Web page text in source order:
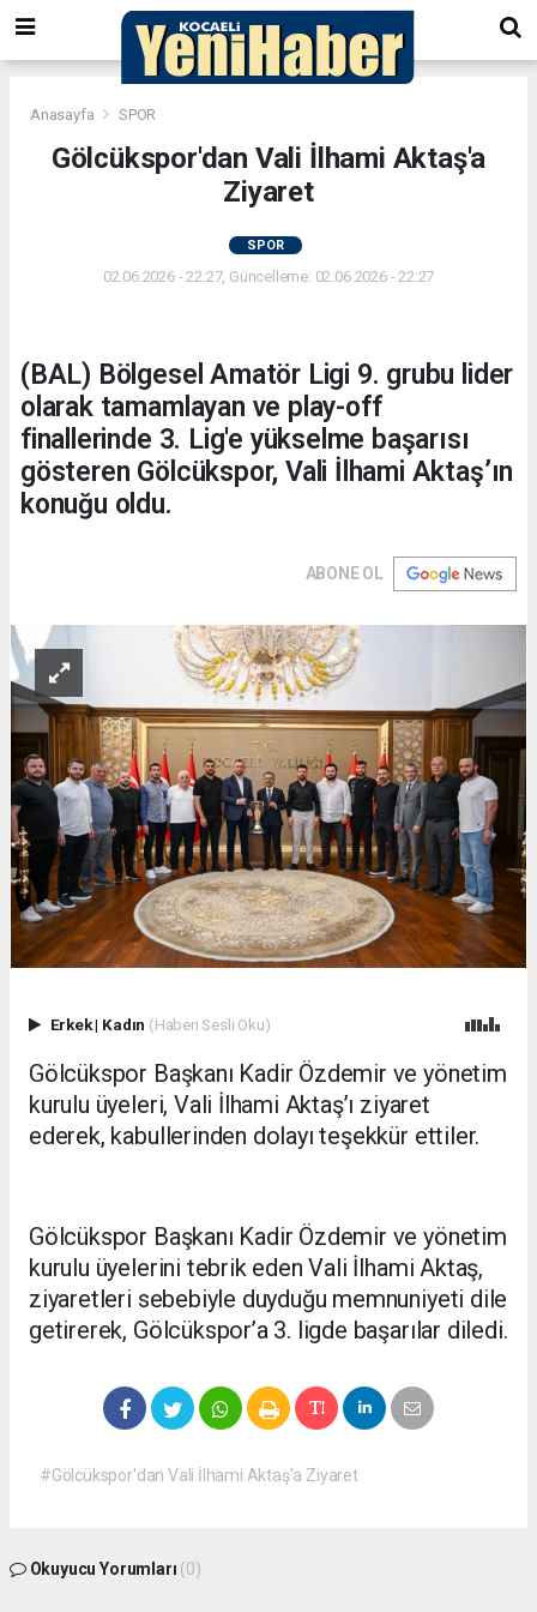
Anasayfa SPOR
Gölcükspor'dan Vali İlhami Aktaş'a
Ziyaret
SPOR
02.06.2026 - 22:27, Güncelleme: 02.06.2026 - 22:27
(BAL) Bölgesel Amatör Ligi 9. grubu lider
olarak tamamlayan ve play-off
finallerinde 3. Lig'e yükselme başarısı
gösteren Gölcükspor, Vali İlhami Aktaş’ın
konuğu oldu.
ABONE OL
Erkek| Kadın (Haberi Sesli Oku)
Gölcükspor Başkanı Kadir Özdemir ve yönetim
kurulu üyeleri, Vali İlhami Aktaş’ı ziyaret
ederek, kabullerinden dolayı teşekkür ettiler.
Gölcükspor Başkanı Kadir Özdemir ve yönetim
kurulu üyelerini tebrik eden Vali İlhami Aktaş,
ziyaretleri sebebiyle duyduğu memnuniyeti dile
getirerek, Gölcükspor’a 3. ligde başarılar diledi.
#Gölcükspor'dan Vali İlhami Aktaş'a Ziyaret
Okuyucu Yorumları (0)